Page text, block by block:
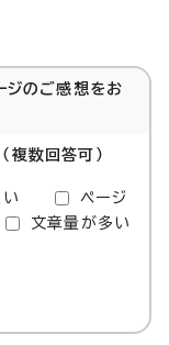
ジのご感想をお
複数回答可）
ページ
文章量が多い